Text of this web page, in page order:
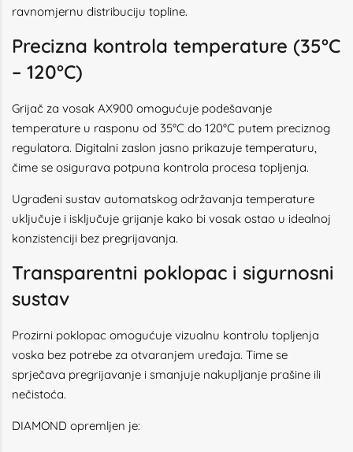
ravnomjernu distribuciju topline.
Precizna kontrola temperature (35°C
– 120°C)
Grijač za vosak AX900 omogućuje podešavanje
temperature u rasponu od 35°C do 120°C putem preciznog
regulatora. Digitalni zaslon jasno prikazuje temperaturu,
čime se osigurava potpuna kontrola procesa topljenja.
Ugrađeni sustav automatskog održavanja temperature
uključuje i isključuje grijanje kako bi vosak ostao u idealnoj
konzistenciji bez pregrijavanja.
Transparentni poklopac i sigurnosni
sustav
Prozirni poklopac omogućuje vizualnu kontrolu topljenja
voska bez potrebe za otvaranjem uređaja. Time se
sprječava pregrijavanje i smanjuje nakupljanje prašine ili
nečistoća.
DIAMOND opremljen je: